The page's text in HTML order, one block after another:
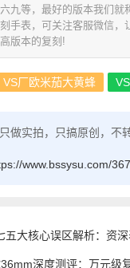
九等，最好的版本我们就
手表，可关注客服微信，
版本的复刻!
VS厂欧米茄大黄蜂
做实拍，只搞原创，不
www.bssysu.com/
五大核心误区解析：资
深度测评：万元级